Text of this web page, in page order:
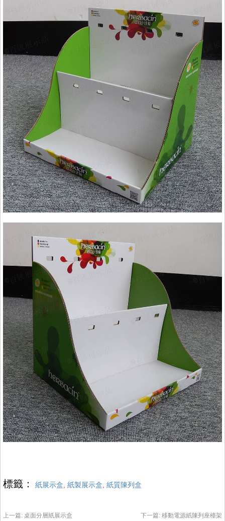
標籤： 紙展示盒 紙製展示盒 紙質陳列盒
上一篇: 桌面分層紙展示盒 下一篇: 移動電源紙陳列座檯架